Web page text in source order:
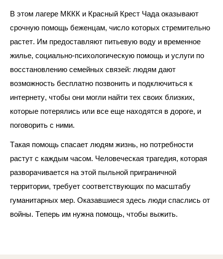
В этом лагере МККК и Красный Крест Чада оказывают
срочную помощь беженцам, число которых стремительно
растет. Им предоставляют питьевую воду и временное
жилье, социально-психологическую помощь и услуги по
восстановлению семейных связей: людям дают
возможность бесплатно позвонить и подключиться к
интернету, чтобы они могли найти тех своих близких,
которые потерялись или все еще находятся в дороге, и
поговорить с ними.
Такая помощь спасает людям жизнь, но потребности
растут с каждым часом. Человеческая трагедия, которая
разворачивается на этой пыльной приграничной
территории, требует соответствующих по масштабу
гуманитарных мер. Оказавшиеся здесь люди спаслись от
войны. Теперь им нужна помощь, чтобы выжить.